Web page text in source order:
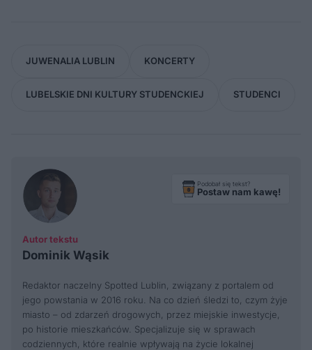
JUWENALIA LUBLIN KONCERTY
LUBELSKIE DNI KULTURY STUDENCKIEJ STUDENCI
Autor tekstu
Dominik Wąsik
Podobał się tekst?
Postaw nam kawę!
Redaktor naczelny Spotted Lublin, związany z portalem od
jego powstania w 2016 roku. Na co dzień śledzi to, czym żyje
miasto – od zdarzeń drogowych, przez miejskie inwestycje,
po historie mieszkańców. Specjalizuje się w sprawach
codziennych, które realnie wpływają na życie lokalnej